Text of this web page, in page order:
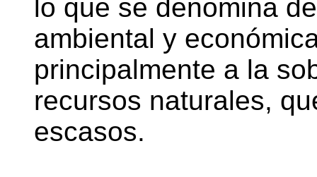
lo que se denomina
ambiental y
principalmente a la
recursos naturales,
escasos.